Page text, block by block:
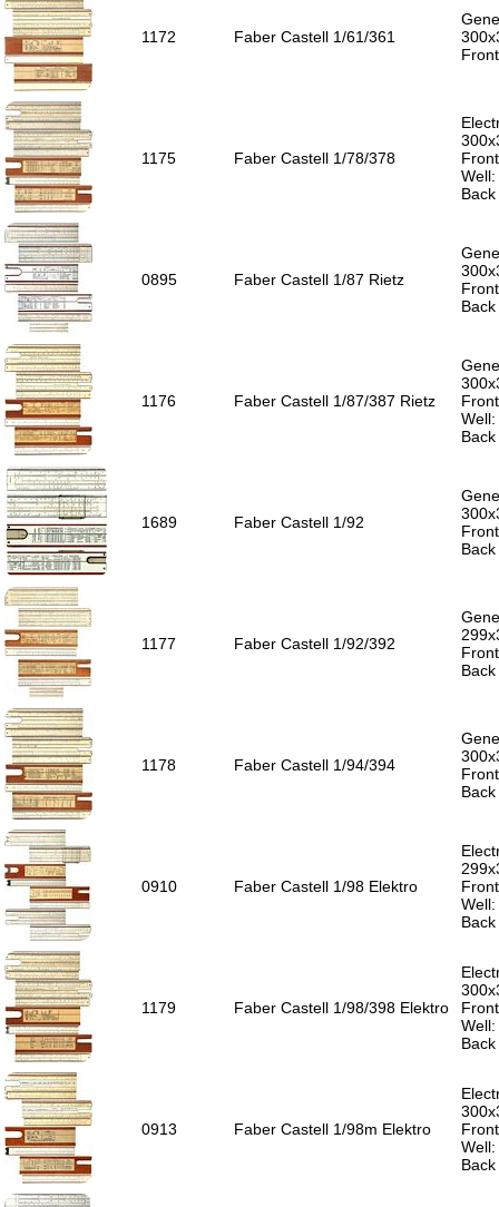
1172 Faber Castell 1/61/361
1175 Faber Castell 1/78/378
0895 Faber Castell 1/87 Rietz
1176 Faber Castell 1/87/387 Rietz
1689 Faber Castell 1/92
1177 Faber Castell 1/92/392
1178 Faber Castell 1/94/394
0910 Faber Castell 1/98 Elektro
1179 Faber Castell 1/98/398 Elektro
0913 Faber Castell 1/98m Elektro